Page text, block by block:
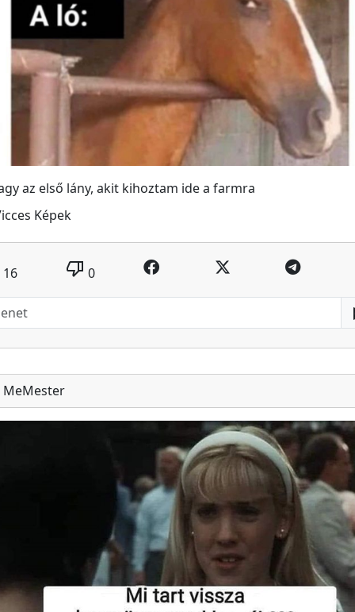
az első lány, akit kihoztam ide a farmra
Képek
16 thumb_down 0
MeMester